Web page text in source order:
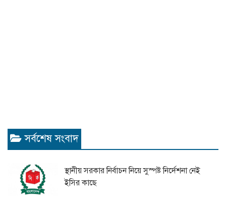
সর্বশেষ সংবাদ
স্থানীয় সরকার নির্বাচন নিয়ে সুস্পষ্ট নির্দেশনা নেই
ইসির কাছে